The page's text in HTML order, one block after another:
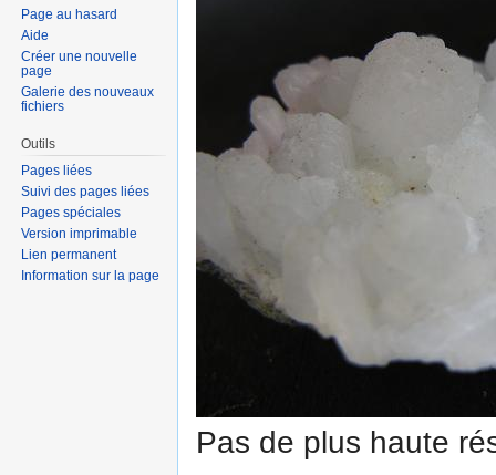
Pas de plus haute
Page au hasard
Aide
Créer une nouvelle
page
Galerie des nouveaux
fichiers
Outils
Pages liées
Suivi des pages liées
Pages spéciales
Version imprimable
Lien permanent
Information sur la page